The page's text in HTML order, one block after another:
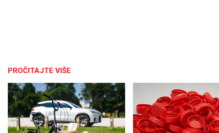
PROČITAJTE VIŠE